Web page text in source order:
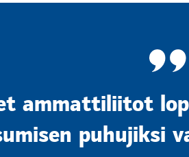
ammattiliitot
puhujiksi